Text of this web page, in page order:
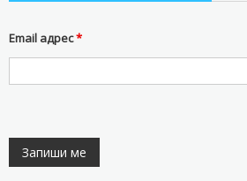
Email адрес*